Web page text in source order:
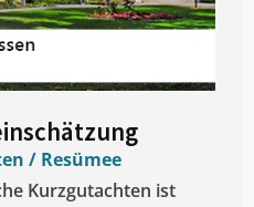
/ Resümee
Kurzgutachten ist